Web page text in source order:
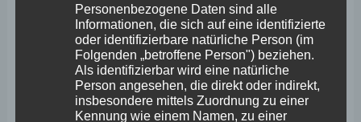
Personenbezogene Daten sind alle
Informationen, die sich auf eine identifizierte
oder identifizierbare natürliche Person (im
Folgenden „betroffene Person") beziehen.
Als identifizierbar wird eine natürliche
Person angesehen, die direkt oder indirekt,
insbesondere mittels Zuordnung zu einer
Kennung wie einem Namen, zu einer